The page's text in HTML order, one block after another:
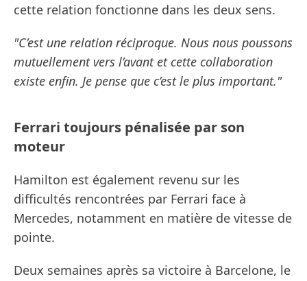
cette relation fonctionne dans les deux sens.
"C’est une relation réciproque. Nous nous poussons
mutuellement vers l’avant et cette collaboration
existe enfin. Je pense que c’est le plus important."
Ferrari toujours pénalisée par son
moteur
Hamilton est également revenu sur les
difficultés rencontrées par Ferrari face à
Mercedes, notamment en matière de vitesse de
pointe.
Deux semaines après sa victoire à Barcelone, le